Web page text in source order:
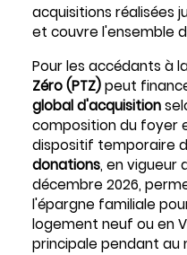
acquisitions réalisées
et couvre l'ensemble
Pour les accédants à
Zéro (PTZ)peut
global d'acquisition
composition du foyer
dispositif temporaire
donations, en vigueur
décembre 2026,
l'épargne familiale
logement neuf ou en
principale pendant au